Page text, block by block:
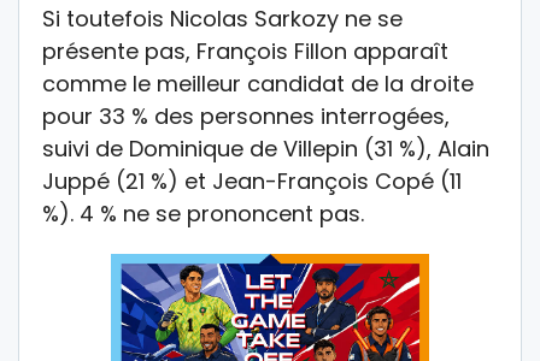
Si toutefois Nicolas Sarkozy ne se
présente pas, François Fillon apparaît
comme le meilleur candidat de la droite
pour 33 % des personnes interrogées,
suivi de Dominique de Villepin (31 %), Alain
Juppé (21 %) et Jean-François Copé (11
%). 4 % ne se prononcent pas.